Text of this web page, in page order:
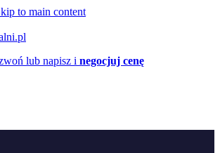
to main content
lub napisz i negocjuj cenę